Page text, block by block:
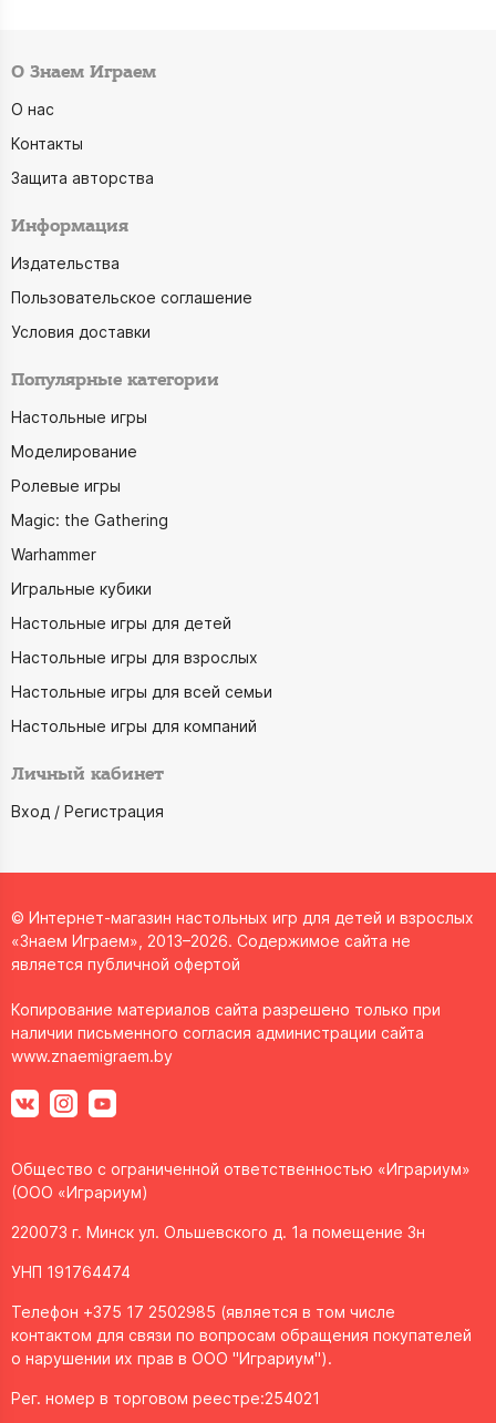
О Знаем Играем
О нас
Контакты
Защита авторства
Информация
Издательства
Пользовательское соглашение
Условия доставки
Популярные категории
Настольные игры
Моделирование
Ролевые игры
Magic: the Gathering
Warhammer
Игральные кубики
Настольные игры для детей
Настольные игры для взрослых
Настольные игры для всей семьи
Настольные игры для компаний
Личный кабинет
Вход / Регистрация
© Интернет-магазин настольных игр для детей и взрослых
«Знаем Играем», 2013–2026. Содержимое сайта не
является публичной офертой
Копирование материалов сайта разрешено только при
наличии письменного согласия администрации сайта
www.znaemigraem.by
Общество с ограниченной ответственностью «Играриум»
(ООО «Играриум)
220073 г. Минск ул. Ольшевского д. 1а помещение 3н
УНП 191764474
Телефон +375 17 2502985 (является в том числе
контактом для связи по вопросам обращения покупателей
о нарушении их прав в ООО "Играриум").
Рег. номер в торговом реестре:254021